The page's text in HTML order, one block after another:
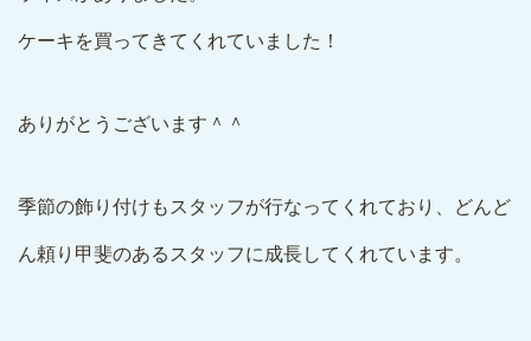
ケーキを買ってきてくれていました！
ありがとうございます＾＾
季節の飾り付けもスタッフが行なってくれており、どんど
ん頼り甲斐のあるスタッフに成長してくれています。